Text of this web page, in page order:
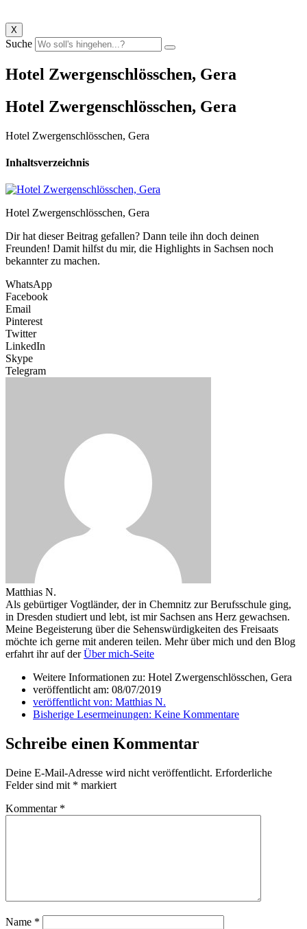
X
Suche
Hotel Zwergenschlösschen, Gera
Hotel Zwergenschlösschen, Gera
Hotel Zwergenschlösschen, Gera
Inhaltsverzeichnis
Hotel Zwergenschlösschen, Gera
Dir hat dieser Beitrag gefallen? Dann teile ihn doch deinen
Freunden! Damit hilfst du mir, die Highlights in Sachsen noch
bekannter zu machen.
WhatsApp
Facebook
Email
Pinterest
Twitter
LinkedIn
Skype
Telegram
Matthias N.
Als gebürtiger Vogtländer, der in Chemnitz zur Berufsschule ging,
in Dresden studiert und lebt, ist mir Sachsen ans Herz gewachsen.
Meine Begeisterung über die Sehenswürdigkeiten des Freisaats
möchte ich gerne mit anderen teilen. Mehr über mich und den Blog
erfahrt ihr auf derÜber mich-Seite
Weitere Informationen zu: Hotel Zwergenschlösschen, Gera
veröffentlicht am: 08/07/2019
veröffentlicht von: Matthias N.
Bisherige Lesermeinungen: Keine Kommentare
Schreibe einen Kommentar
Deine E-Mail-Adresse wird nicht veröffentlicht. Erforderliche
Felder sind mit * markiert
Kommentar *
Name *